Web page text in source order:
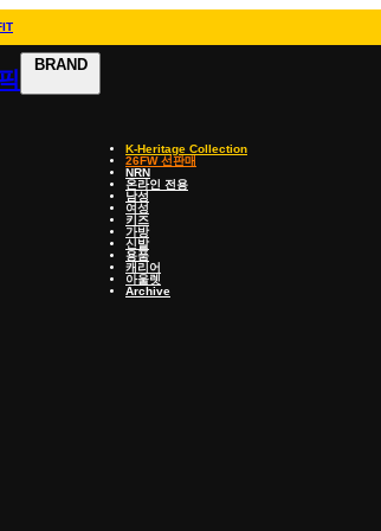
BRAND
K-Heritage Collection
26FW 선판매
NRN
온라인 전용
남성
여성
키즈
가방
신발
용품
캐리어
아울렛
Archive